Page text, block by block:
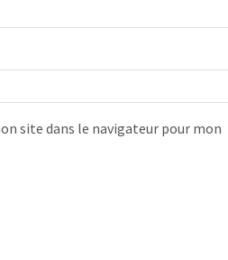
site dans le navigateur pour mon